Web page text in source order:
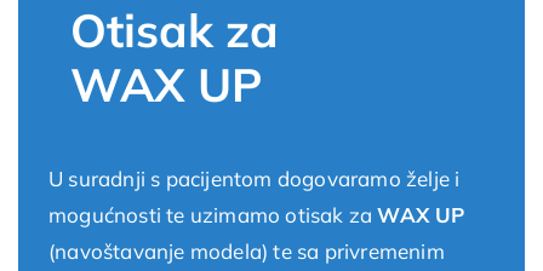
Otisak za
WAX UP
U suradnji s pacijentom dogovaramo želje i
mogućnosti te uzimamo otisak zaWAX UP
(navoštavanje modela) te sa privremenim